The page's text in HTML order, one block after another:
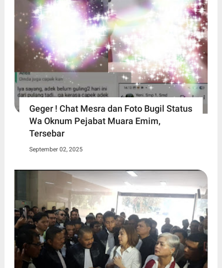
Geger ! Chat Mesra dan Foto Bugil Status
Wa Oknum Pejabat Muara Emim,
Tersebar
September 02, 2025